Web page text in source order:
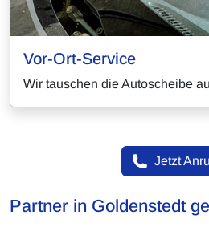
Vor-Ort-Service
Wir tauschen die Autoscheibe
Jetzt
Partner in Goldenstedt